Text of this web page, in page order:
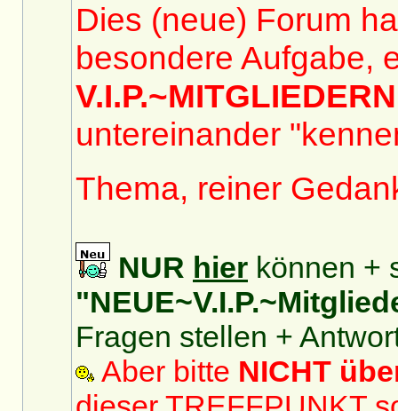
Dies (neue) Forum
besondere Aufgabe,
V.I.P.~MITGLIEDERN
untereinander
Thema, reiner
NUR hier können +
Fragen stellen +
Aber bitte NICHT